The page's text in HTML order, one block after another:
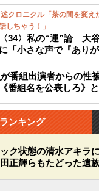
クロニクル「茶の間を変え
しちゃう！」
34〉私の“運”論 大
「小さな声で『ありが
番組出演者からの性
番組名を公表しろ》
ンキング
ク状態の清水アキラ
正輝らもたどった遺